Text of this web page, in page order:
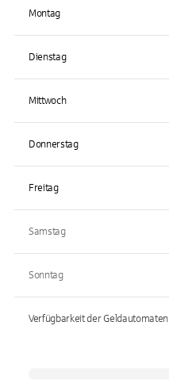
Montag
Dienstag
Mittwoch
Donnerstag
Freitag
Samstag
Sonntag
Verfügbarkeit der Geldautomaten